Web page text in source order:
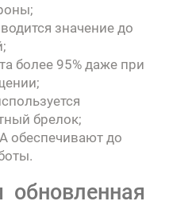
значение до
более 95% даже при
брелок;
обеспечивают до
обновленная